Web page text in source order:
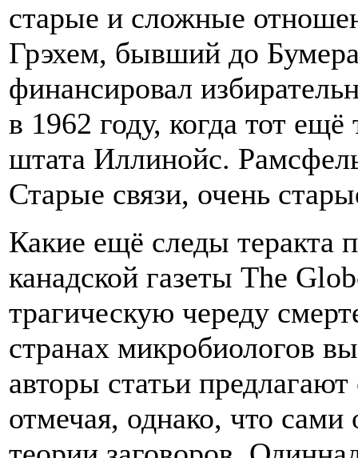
старые и сложные
Грэхем, бывший до
финансировал
в 1962 году, когда тот
штата Иллинойс.
Старые связи, очень
Какие ещё следы теракта
канадской газеты The
трагическую череду
странах микробиологов
авторы статьи
отмечая, однако, что